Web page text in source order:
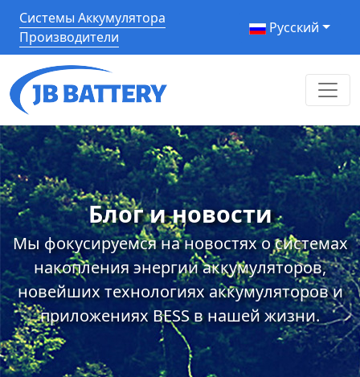
Системы Аккумулятора
Производители
Pусский
Блог и новости
Мы фокусируемся на новостях о системах
накопления энергии аккумуляторов,
новейших технологиях аккумуляторов и
приложениях BESS в нашей жизни.